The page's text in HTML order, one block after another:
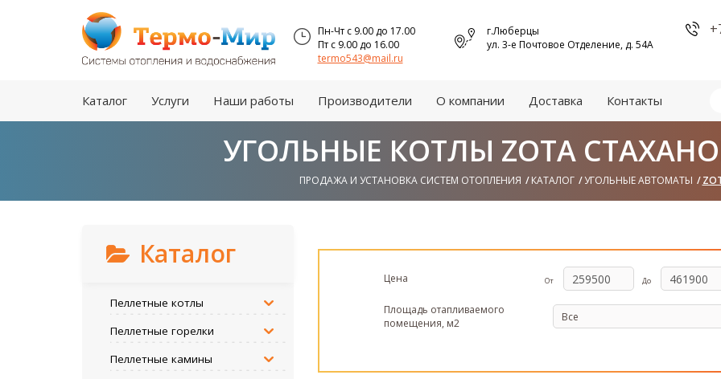
Пн-Чт с 9.00 до 17.00
Пт с 9.00 до 16.00
termo543@mail.ru
г.Люберцы
ул. 3-е Почтовое Отделение, д. 54А
Каталог Услуги Наши работы Производители О компании Доставка Контакты
УГОЛЬНЫЕ КОТЛЫ ZOTA
ПРОДАЖА И УСТАНОВКА СИСТЕМ ОТОПЛЕНИЯ КАТАЛОГ УГОЛЬНЫЕ АВТОМАТЫ
Каталог
Пеллетные котлы
Пеллетные горелки
Пеллетные камины
Цена От До
Площадь отапливаемого
помещения, м2